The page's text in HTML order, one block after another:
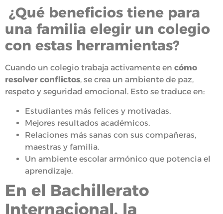
¿Qué beneficios tiene para
una familia elegir un colegio
con estas herramientas?
Cuando un colegio trabaja activamente en cómo
resolver conflictos, se crea un ambiente de paz,
respeto y seguridad emocional. Esto se traduce en:
Estudiantes más felices y motivadas.
Mejores resultados académicos.
Relaciones más sanas con sus compañeras,
maestras y familia.
Un ambiente escolar armónico que potencia el
aprendizaje.
En el Bachillerato
Internacional, la